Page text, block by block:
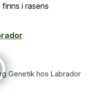
i rasens
Genetik hos Labrador